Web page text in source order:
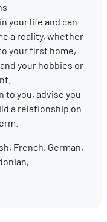
your life and can
a reality, whether
your first home,
your hobbies or
to you, advise you
a relationship on
French, German,